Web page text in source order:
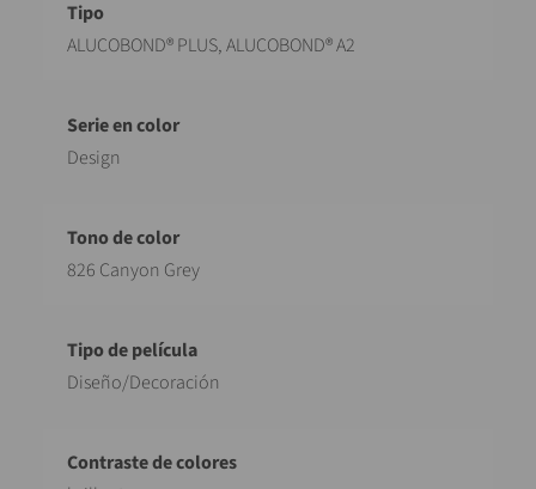
Designación
ALUCOBOND® PLUS, ALUCOBOND® A2
Design
826 Canyon Grey
Diseño/Decoración